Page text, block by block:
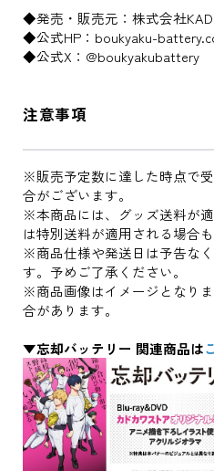
◆発売・販売元：株式会社
◆公式HP：boukyaku-
◆公式X：@boukyakubattery
注意事項
※販売予定数に達した時点で
合がございます。
※本商品には、グッズ送料が
は特別送料が適用される場合も
※商品仕様や発送日は予告な
す。予めご了承ください。
※商品画像はイメージとなり
合があります。
▼忘却バッテリー 関連商品は